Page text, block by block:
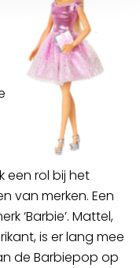
een rol bij het
van merken. Een
‘Barbie’. Mattel,
is er lang mee
de Barbiepop op